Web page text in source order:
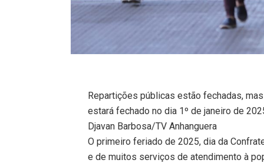
Repartições públicas estão fechadas,
estará fechado no dia 1º de janeiro de
Djavan Barbosa/TV Anhanguera
O primeiro feriado de 2025, dia da
e de muitos serviços de atendimento à